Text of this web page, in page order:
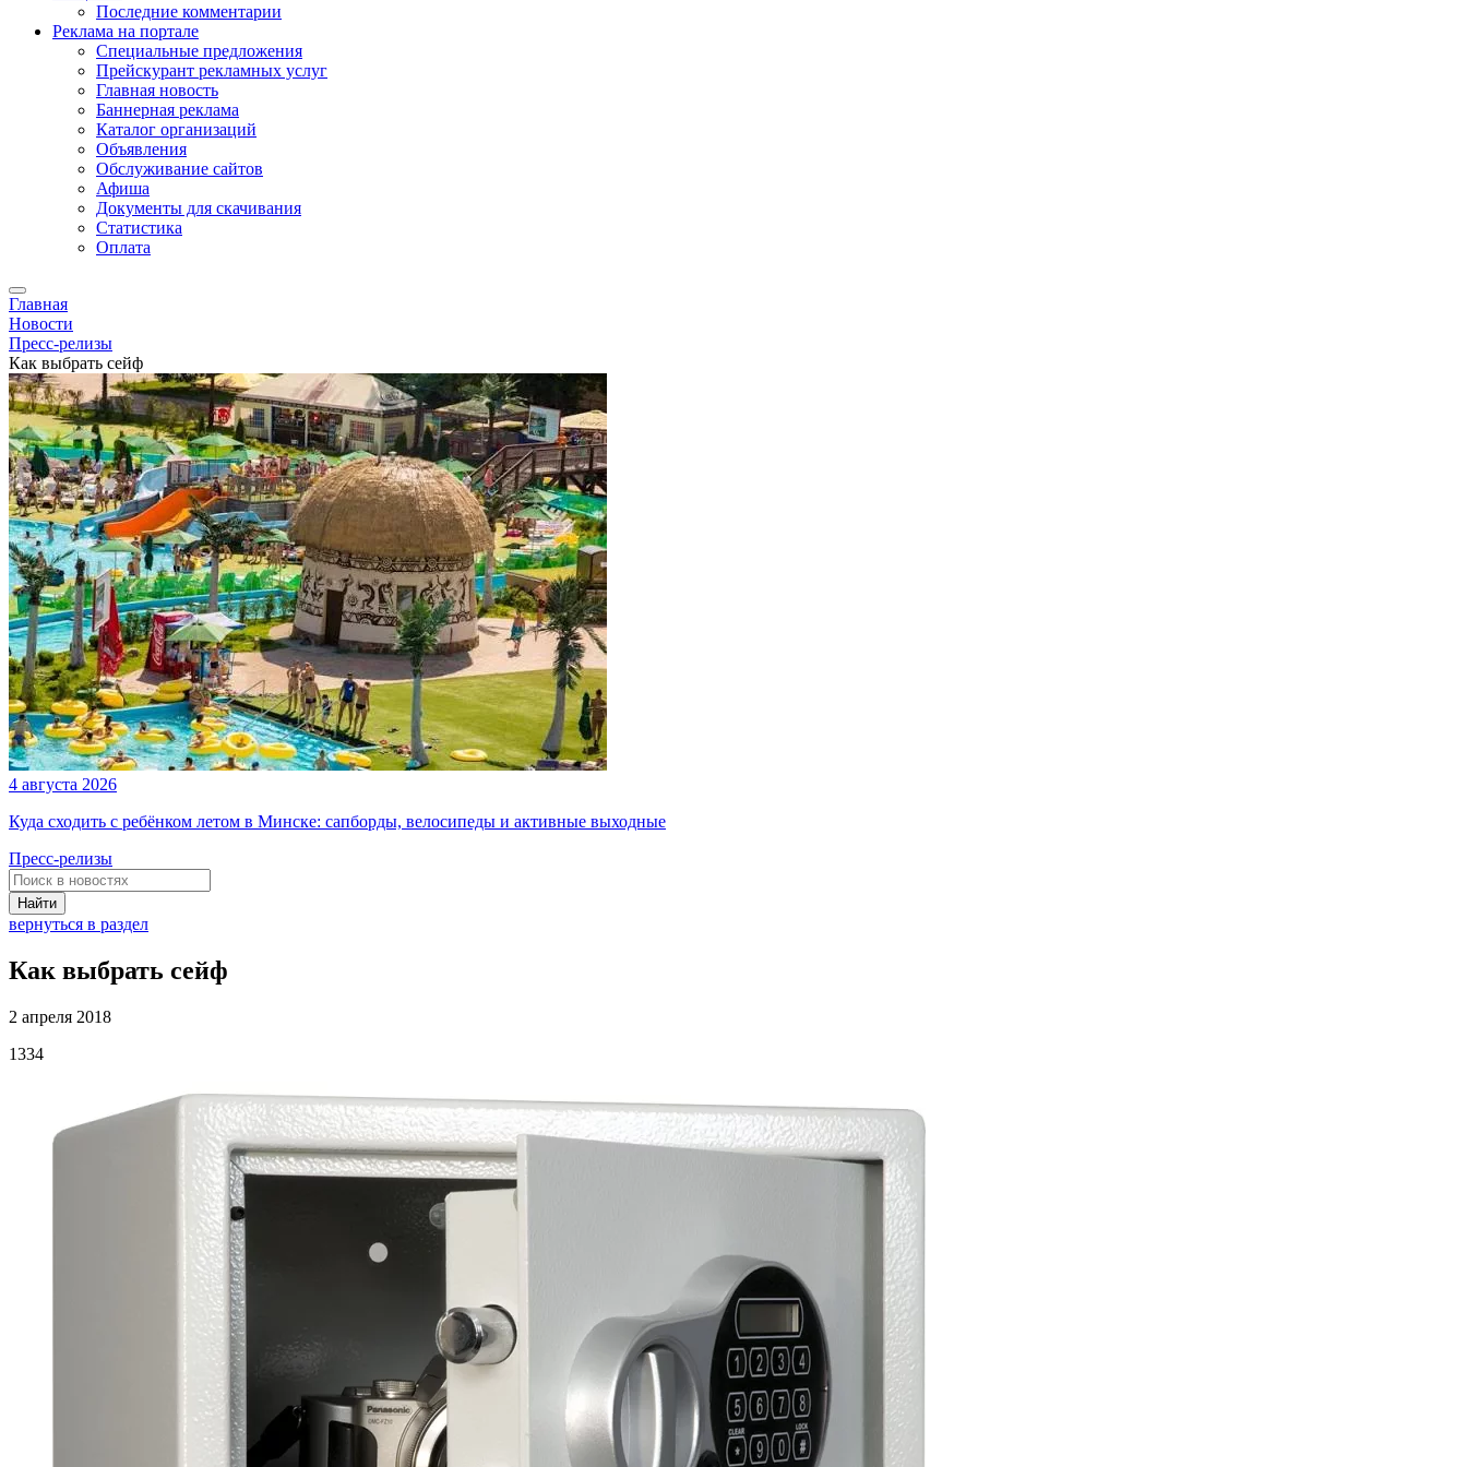
Последние комментарии
Реклама на портале
Специальные предложения
Прейскурант рекламных услуг
Главная новость
Баннерная реклама
Каталог организаций
Объявления
Обслуживание сайтов
Афиша
Документы для скачивания
Статистика
Оплата
Главная
Новости
Пресс-релизы
Как выбрать сейф
4 августа 2026
Куда сходить с ребёнком летом в Минске: сапборды, велосипеды и активные выходные
Пресс-релизы
Найти
вернуться в раздел
Как выбрать сейф
2 апреля 2018
1334